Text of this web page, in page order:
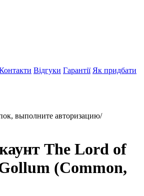
Відгуки Гарантії Як придбати
выполните авторизацию/
The Lord of
(Common,